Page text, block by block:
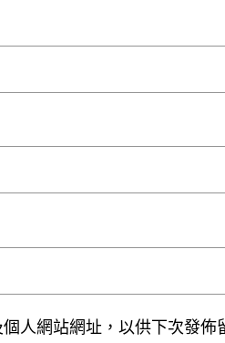
人網站網址，以供下次發佈